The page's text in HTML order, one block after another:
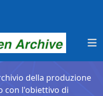
della produzione
con l'obiettivo di